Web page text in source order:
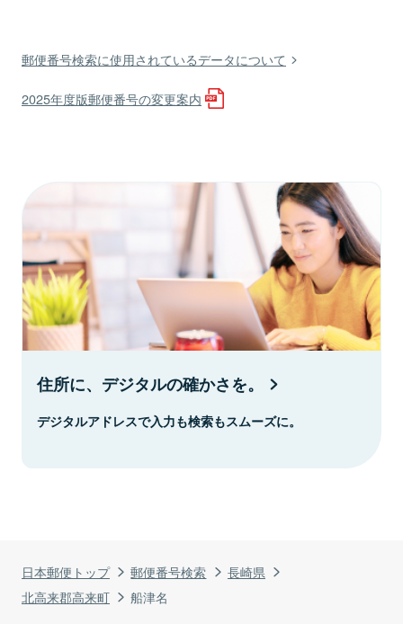
日本郵便トップ 郵便番号検索
長崎県
北高来郡高来町
船津名
郵便番号検索に使用されているデータについて
2025年度版郵便番号の変更案内
住所に、デジタルの確かさを。
デジタルアドレスで入力も検索もスムーズに。